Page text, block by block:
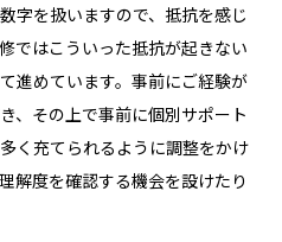
字を扱いますので、抵抗を感じ
ではこういった抵抗が起きない
進めています。事前にご経験が
、その上で事前に個別サポート
く充てられるように調整をかけ
解度を確認する機会を設けたり